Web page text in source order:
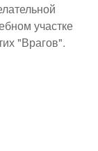
участке
"Врагов".